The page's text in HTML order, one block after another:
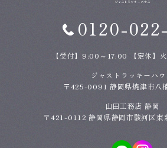
0120-
【受付】9:00～17:00 【定休】
ジャストラッキーハウ
〒425-0091 静岡県焼津市八
山田工務店 静岡
〒421-0112 静岡県静岡市駿河区